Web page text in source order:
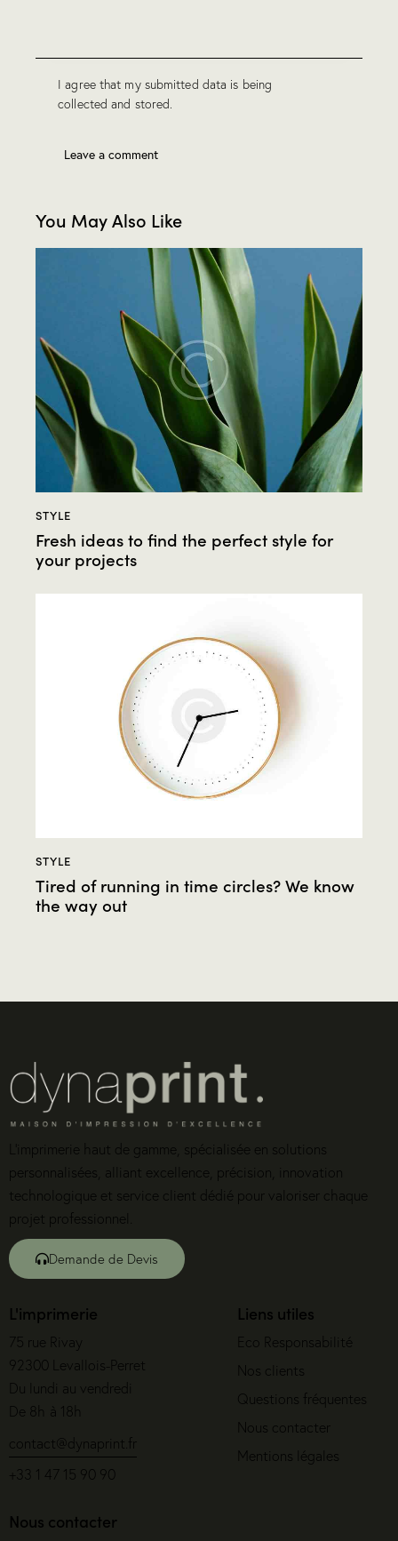
I agree that my submitted data is being
collected and stored.
You May Also Like
STYLE
Fresh ideas to find the perfect style for
your projects
STYLE
Tired of running in time circles? We know
the way out
L’imprimerie haut de gamme, spécialisée en solutions
personnalisées, alliant excellence, précision, innovation
technologique et service client dédié pour valoriser chaque
projet professionnel.
Demande de Devis
L'imprimerie
75 rue Rivay
92300 Levallois-Perret
Du lundi au vendredi
De 8h à 18h
contact@dynaprint.fr
+33 1 47 15 90 90
Liens utiles
Eco Responsabilité
Nos clients
Questions fréquentes
Nous contacter
Mentions légales
Nous contacter